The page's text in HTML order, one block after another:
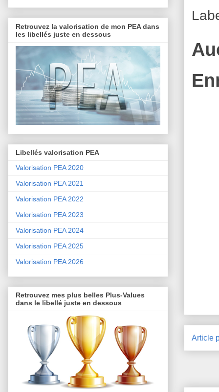
Article
Retrouvez la valorisation de mon PEA dans
les libellés juste en dessous
Libellés valorisation PEA
Valorisation PEA 2020
Valorisation PEA 2021
Valorisation PEA 2022
Valorisation PEA 2023
Valorisation PEA 2024
Valorisation PEA 2025
Valorisation PEA 2026
Retrouvez mes plus belles Plus-Values
dans le libellé juste en dessous